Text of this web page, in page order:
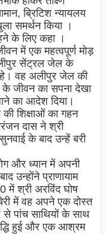
ब्रिटिश न्यायलय
समर्थन किया ।
के लिए कहा ।
में एक महत्वपूर्ण मोड़
सेंट्रल जेल के
वह अलीपुर जेल की
जीवन का सपना देखा
का आदेश दिया।
शिक्षाओं का गहन
दास ने श्री
के बाद उन्हें बरी
और ध्यान में अपनी
उन्होंने प्राणायाम
में श्री अरविंद घोष
में वह अपने एक दोस्त
पांच साथियों के साथ
हुई और एक आश्रम